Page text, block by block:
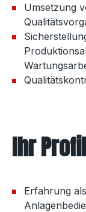
Umsetzung
Ihr
Erfahrung